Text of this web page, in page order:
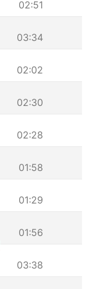
02:51
03:34
02:02
02:30
02:28
01:58
01:29
01:56
03:38